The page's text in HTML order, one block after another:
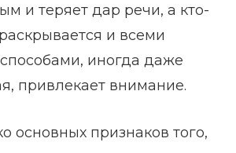
и теряет дар речи, а кто-
и всеми
иногда даже
привлекает внимание.
основных признаков того,